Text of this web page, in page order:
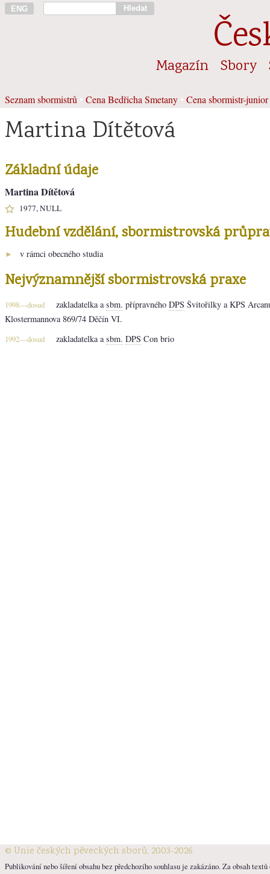
ENG Hledat
Magazín Sbory
Seznam sbormistrů Cena Bedřicha Smetany Cena sbormistr-junior
Martina Dítětová
Základní údaje
Martina Dítětová
1977, NULL
Hudební vzdělání, sbormistrovská
► v rámci obecného studia
Nejvýznamnější sbormistrovská praxe
1998—dosud zakladatelka a sbm. přípravného DPS Švitořilky a KPS
Klostermannova 869/74 Děčín VI.
1992—dosud zakladatelka a sbm. DPS Con brio
© Unie českých pěveckých sborů, 2003-2026
Publikování nebo šíření obsahu bez předchozího souhlasu je zakázáno. Za obsah